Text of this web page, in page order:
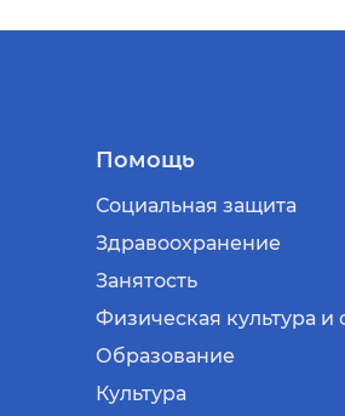
Помощь
Социальная защита
Здравоохранение
Занятость
Физическая культура и
Образование
Культура